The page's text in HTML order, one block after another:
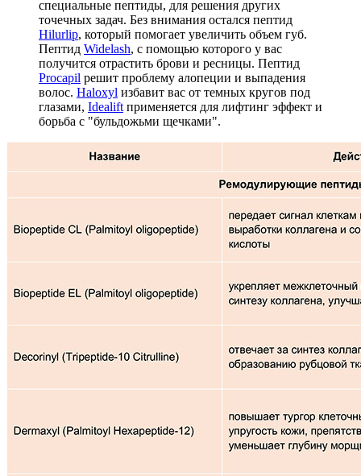
специальные пептиды, для решения других
точечных задач. Без внимания остался пептид
Hilurlip, который помогает увеличить объем губ.
Пептид Widelash, с помощью которого у вас
получится отрастить брови и ресницы. Пептид
Procapil решит проблему алопеции и выпадения
волос. Haloxyl избавит вас от темных кругов под
глазами, Idealift применяется для лифтинг эффект и
борьба с "бульдожьми щечками".